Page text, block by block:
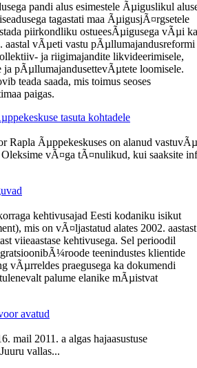
pandi alus esimestele Ãµiguslikul
tagastati maa ÃµigusjÃ¤rgsetele
piirkondliku ostueesÃµigusega vÃµi ka
vÃµeti vastu pÃµllumajandusreformi
ja riigimajandite likvideerimisele,
ja pÃµllumajandusettevÃµtete loomisele.
teada saada, mis toimus seoses
paigas.
tasuta kohtadele
Ãµppekeskuses on alanud
vÃ¤ga tÃ¤nulikud, kui saaksite
kehtivusajad Eesti kodaniku isikut
mis on vÃ¤ljastatud alates 2002. aastast
viieaastase kehtivusega. Sel perioodil
teenindustes klientide
vÃµrreldes praegusega ka dokumendi
palume elanike mÃµistvat
avatud
mail 2011. a algas hajaasustuse
vallas...